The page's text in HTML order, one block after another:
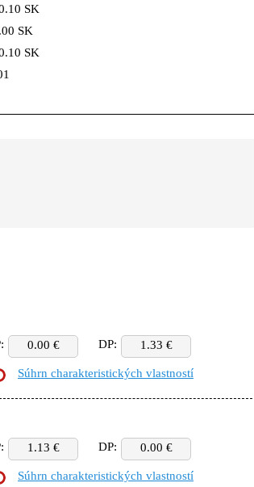
SK
SK
SK
0.00 € DP: 1.33 €
Súhrn charakteristických vlastností
1.13 € DP: 0.00 €
Súhrn charakteristických vlastností